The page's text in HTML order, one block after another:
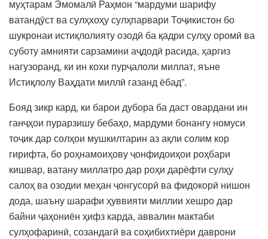
муҳтарам Эмомалӣ Раҳмон “мардуми шарифу
ватандӯст ва сулҳхоҳу сулҳпарвари Тоҷикистон бо
шукронаи истиқлолияту озодӣ ба қадри сулҳу оромӣ ва
суботу амнияти сарзамини аҷдодӣ расида, ҳаргиз
нагузоранд, ки ин кохи пурҷалоли миллат, яъне
Истиқлолу Ваҳдати миллӣ газанд ёбад”.
Бояд зикр кард, ки барои дубора ба даст овардани ин
ганҷҳои пурарзишу бебаҳо, мардуми бонангу номуси
тоҷик дар солҳои мушкилтарин аз ақли солим кор
гирифта, бо роҳнамоиҳову ҷонфидоиҳои роҳбари
кишвар, ватану миллатро дар роҳи дарёфти сулҳу
салоҳ ва озодии меҳан ҷонгусорӣ ва фидокорӣ нишон
дода, шаъну шарафи ҳуввияти миллии хешро дар
байни ҷаҳониён ҳифз карда, аввалин мактаби
сулҳофаринӣ, созандагӣ ва соҳибихтиёри даврони